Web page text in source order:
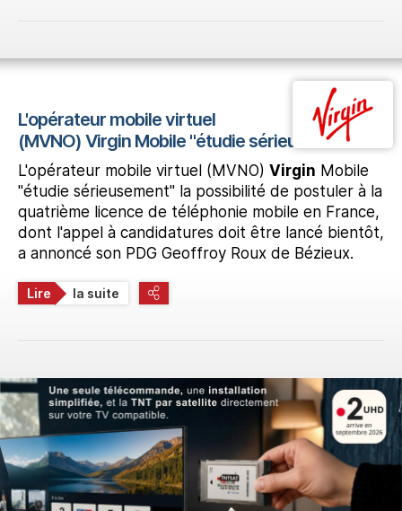
L'opérateur mobile virtuel
(MVNO) Virgin Mobile "étudie sérieusement" la
L'opérateur mobile virtuel (MVNO) Virgin Mobile
"étudie sérieusement" la possibilité de postuler à la
quatrième licence de téléphonie mobile en France,
dont l'appel à candidatures doit être lancé bientôt,
a annoncé son PDG Geoffroy Roux de Bézieux.
Lire la suite